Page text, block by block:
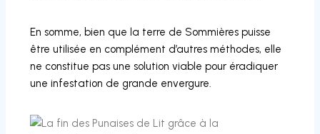
En somme, bien que la terre de Sommières puisse
être utilisée en complément d’autres méthodes, elle
ne constitue pas une solution viable pour éradiquer
une infestation de grande envergure.